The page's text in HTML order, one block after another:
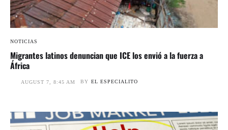
NOTICIAS
Migrantes latinos denuncian que ICE los envió a la fuerza a
África
AUGUST 7, 8:45 AM BY EL ESPECIALITO